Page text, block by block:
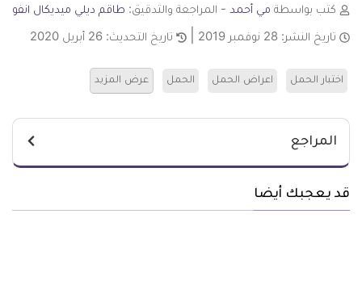
كتب بواسطة مي أحمد - المراجعة والتدقيق: طاقم ديلي ميديكال انفو
تاريخ النشر: 28 نوفمبر 2019 تاريخ التحديث: 26 أبريل 2020
اختبار الحمل اعراض الحمل الحمل عرض المزيد
المراجع
قد يعجبك أيضا